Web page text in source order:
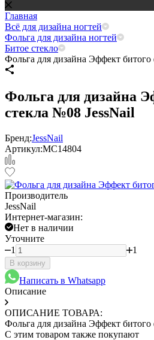
Главная
Всё для дизайна ногтей
Фольга для дизайна ногтей
Битое стекло
Фольга для дизайна Эффект битого
Фольга для дизайна
стекла №08 JessNail
Бренд:JessNail
Артикул:МС14804
Производитель
JessNail
Интернет-магазин:
Нет в наличии
Уточните
1
1
В корзину
Написать в Whatsapp
Описание
ОПИСАНИЕ ТОВАРА:
Фольга для дизайна Эффект битого
C этим товаром также покупают